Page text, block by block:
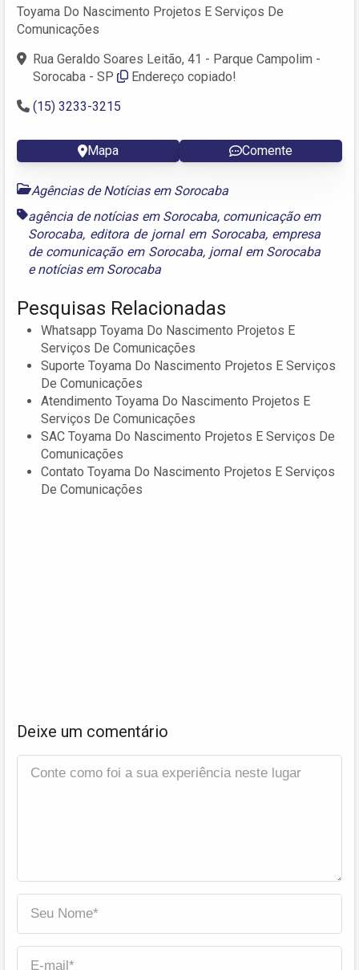
Toyama Do Nascimento Projetos E Serviços De
Comunicações
Rua Geraldo Soares Leitão, 41 - Parque Campolim -
Sorocaba - SP
Endereço copiado!
(15) 3233-3215
Mapa Comente
Agências de Notícias em Sorocaba
agência de notícias em Sorocaba, comunicação em
Sorocaba, editora de jornal em Sorocaba, empresa
de comunicação em Sorocaba, jornal em Sorocaba
enotícias em Sorocaba
Pesquisas Relacionadas
Whatsapp Toyama Do Nascimento Projetos E
Serviços De Comunicações
Suporte Toyama Do Nascimento Projetos E Serviços
De Comunicações
Atendimento Toyama Do Nascimento Projetos E
Serviços De Comunicações
SAC Toyama Do Nascimento Projetos E Serviços De
Comunicações
Contato Toyama Do Nascimento Projetos E Serviços
De Comunicações
Deixe um comentário